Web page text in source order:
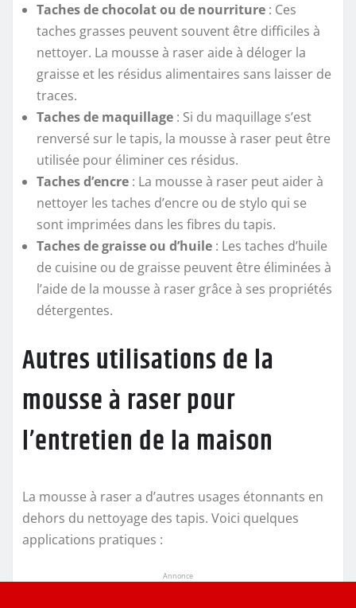
Taches de chocolat ou de nourriture : Ces
taches grasses peuvent souvent être difficiles à
nettoyer. La mousse à raser aide à déloger la
graisse et les résidus alimentaires sans laisser de
traces.
Taches de maquillage : Si du maquillage s’est
renversé sur le tapis, la mousse à raser peut être
utilisée pour éliminer ces résidus.
Taches d’encre : La mousse à raser peut aider à
nettoyer les taches d’encre ou de stylo qui se
sont imprimées dans les fibres du tapis.
Taches de graisse ou d’huile : Les taches d’huile
de cuisine ou de graisse peuvent être éliminées à
l’aide de la mousse à raser grâce à ses propriétés
détergentes.
Autres utilisations de la
mousse à raser pour
l’entretien de la maison
La mousse à raser a d’autres usages étonnants en
dehors du nettoyage des tapis. Voici quelques
applications pratiques :
Annonce